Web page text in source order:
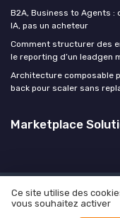
B2A, Business to Agents
IA, pas un acheteur
Comment structurer des
le reporting d’un leadgen
Architecture composable
back pour scaler sans
Marketplace
Mentions légales
Manifesto
Ce site utilise des
vous souhaitez activer